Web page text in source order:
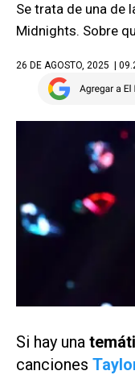
Se trata de una de
Midnights. Sobre
26 DE AGOSTO, 2025 |
Si hay una
canciones